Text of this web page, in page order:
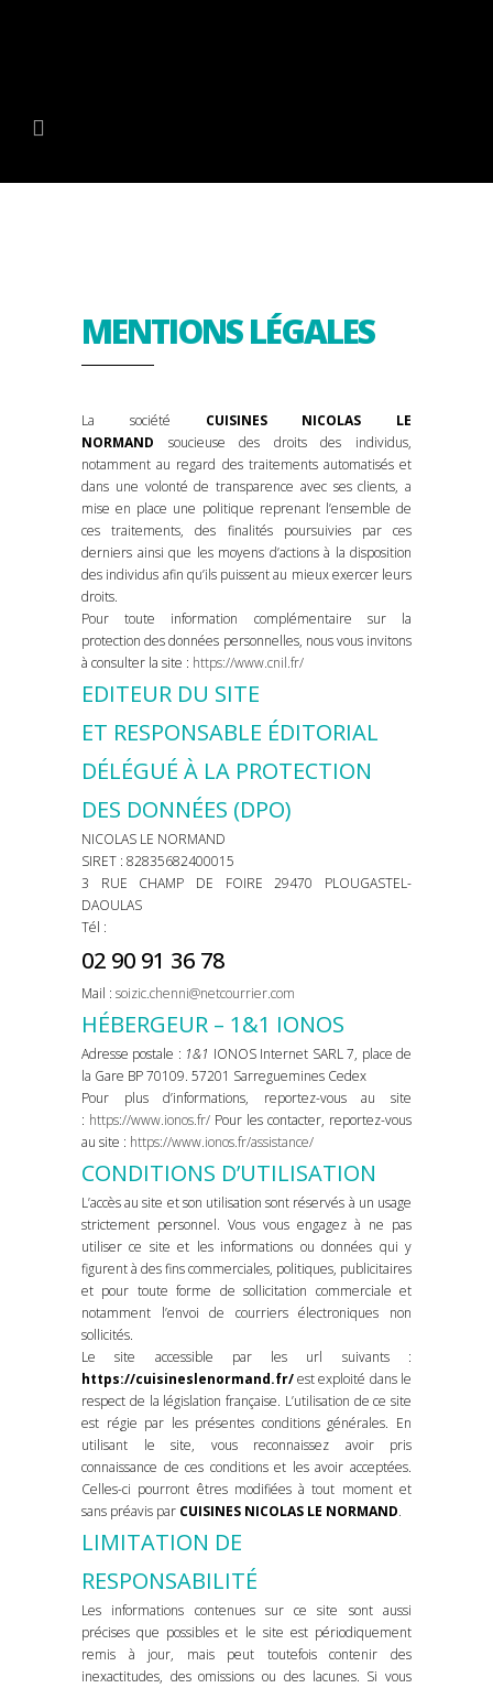
MENTIONS LÉGALES
La société CUISINES NICOLAS LE
NORMAND soucieuse des droits des individus,
notamment au regard des traitements automatisés et
dans une volonté de transparence avec ses clients, a
mise en place une politique reprenant l’ensemble de
ces traitements, des finalités poursuivies par ces
derniers ainsi que les moyens d’actions à la disposition
des individus afin qu’ils puissent au mieux exercer leurs
droits.
Pour toute information complémentaire sur la
protection des données personnelles, nous vous invitons
à consulter la site : https://www.cnil.fr/
EDITEUR DU SITE
ET RESPONSABLE ÉDITORIAL
DÉLÉGUÉ À LA PROTECTION
DES DONNÉES (DPO)
NICOLAS LE NORMAND
SIRET : 82835682400015
3 RUE CHAMP DE FOIRE 29470 PLOUGASTEL-
DAOULAS
Tél :
02 90 91 36 78
Mail : soizic.chenni@netcourrier.com
HÉBERGEUR – 1&1 IONOS
Adresse postale : 1&1 IONOS Internet SARL 7, place de
la Gare BP 70109. 57201 Sarreguemines Cedex
Pour plus d’informations, reportez-vous au site
: https://www.ionos.fr/ Pour les contacter, reportez-vous
au site : https://www.ionos.fr/assistance/
CONDITIONS D’UTILISATION
L’accès au site et son utilisation sont réservés à un usage
strictement personnel. Vous vous engagez à ne pas
utiliser ce site et les informations ou données qui y
figurent à des fins commerciales, politiques, publicitaires
et pour toute forme de sollicitation commerciale et
notamment l’envoi de courriers électroniques non
sollicités.
Le site accessible par les url suivants :
https://cuisineslenormand.fr/est exploité dans le
respect de la législation française. L’utilisation de ce site
est régie par les présentes conditions générales. En
utilisant le site, vous reconnaissez avoir pris
connaissance de ces conditions et les avoir acceptées.
Celles-ci pourront êtres modifiées à tout moment et
sans préavis par CUISINES NICOLAS LE NORMAND.
LIMITATION DE
RESPONSABILITÉ
Les informations contenues sur ce site sont aussi
précises que possibles et le site est périodiquement
remis à jour, mais peut toutefois contenir des
inexactitudes, des omissions ou des lacunes. Si vous